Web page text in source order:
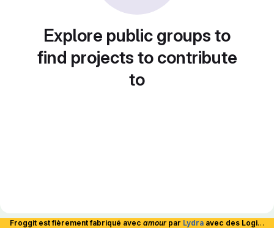
Explore public groups to
find projects to contribute
to
Froggit est fièrement fabriqué avec amour par Lydra avec des Logiciels Libres et hébergé en